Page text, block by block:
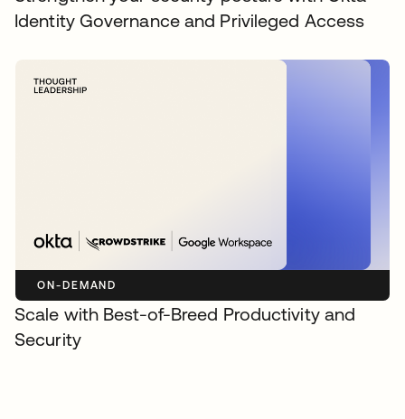
Identity Governance and Privileged Access
ON-DEMAND
Scale with Best-of-Breed Productivity and
Security